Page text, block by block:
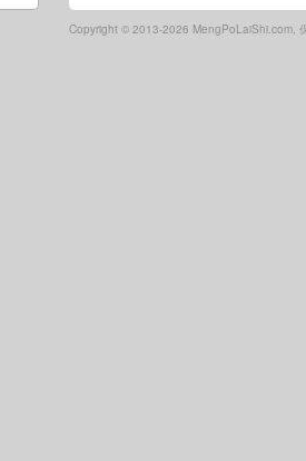
Copyright © 2013-2026 MengPoLaiShi.com,